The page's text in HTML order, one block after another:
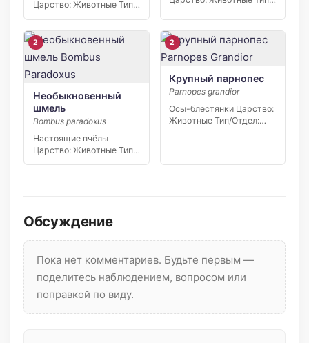
Царство: Животные Тип/
Класс: Насекомые
Отряд/Порядок:…
Класс: Насекомые…
2
Необыкновенный
шмель
Bombus paradoxus
Настоящие пчёлы
Царство: Животные Тип/
2
Крупный парнопес
Parnopes grandior
Осы-блестянки Царство:
Животные Тип/Отдел:
Обсуждение
Пока нет комментариев. Будьте первым —
поделитесь наблюдением, вопросом или
поправкой по виду.